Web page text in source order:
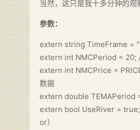
当然，这只是我十多分钟的观
参数：
extern string TimeFrame =
extern int NMCPeriod = 20;
extern int NMCPrice =
数据
extern double TEMAPeriod
extern bool UseRiver = true;
or）